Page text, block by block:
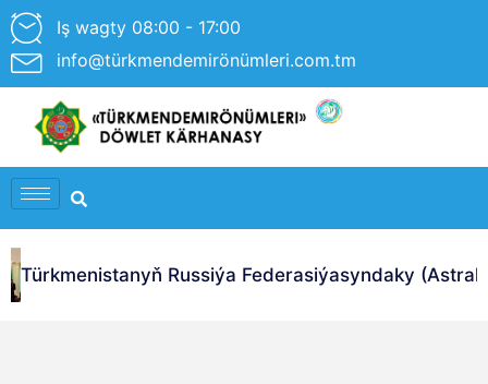
Iş wagty 08:00 - 17:00
info@türkmendemirönümleri.com.tm
Türkmenistanyň Russiýa Federasiýasyndaky